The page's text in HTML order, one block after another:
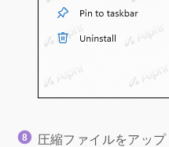
圧縮ファイルをアップ